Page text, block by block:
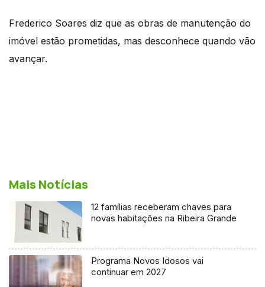
Frederico Soares diz que as obras de manutenção do
imóvel estão prometidas, mas desconhece quando vão
avançar.
Mais Notícias
12 famílias receberam chaves para
novas habitações na Ribeira Grande
Programa Novos Idosos vai
continuar em 2027